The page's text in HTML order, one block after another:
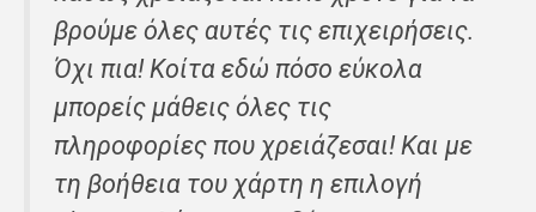
βρούμε όλες αυτές τις επιχειρήσεις.
Όχι πια! Κοίτα εδώ πόσο εύκολα
μπορείς μάθεις όλες τις
πληροφορίες που χρειάζεσαι! Και με
τη βοήθεια του χάρτη η επιλογή